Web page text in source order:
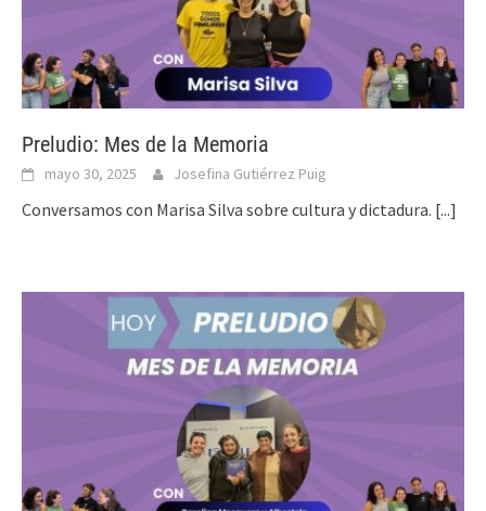
Preludio: Mes de la Memoria
mayo 30, 2025 Josefina Gutiérrez Puig
Conversamos con Marisa Silva sobre cultura y dictadura. [...]